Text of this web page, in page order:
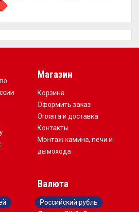
Магазин
Корзина
Оформить заказ
Оплата и доставка
Контакты
Монтаж камина, печи и
дымохода
Валюта
Российский рубль